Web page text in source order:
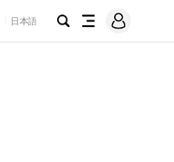
日本語
검
전
메
그